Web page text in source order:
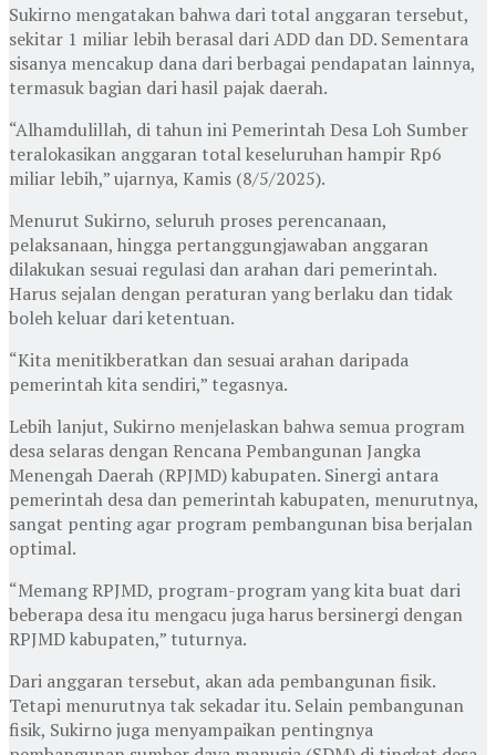
Sukirno mengatakan bahwa dari total anggaran tersebut,
sekitar 1 miliar lebih berasal dari ADD dan DD. Sementara
sisanya mencakup dana dari berbagai pendapatan lainnya,
termasuk bagian dari hasil pajak daerah.
“Alhamdulillah, di tahun ini Pemerintah Desa Loh Sumber
teralokasikan anggaran total keseluruhan hampir Rp6
miliar lebih,” ujarnya, Kamis (8/5/2025).
Menurut Sukirno, seluruh proses perencanaan,
pelaksanaan, hingga pertanggungjawaban anggaran
dilakukan sesuai regulasi dan arahan dari pemerintah.
Harus sejalan dengan peraturan yang berlaku dan tidak
boleh keluar dari ketentuan.
“Kita menitikberatkan dan sesuai arahan daripada
pemerintah kita sendiri,” tegasnya.
Lebih lanjut, Sukirno menjelaskan bahwa semua program
desa selaras dengan Rencana Pembangunan Jangka
Menengah Daerah (RPJMD) kabupaten. Sinergi antara
pemerintah desa dan pemerintah kabupaten, menurutnya,
sangat penting agar program pembangunan bisa berjalan
optimal.
“Memang RPJMD, program-program yang kita buat dari
beberapa desa itu mengacu juga harus bersinergi dengan
RPJMD kabupaten,” tuturnya.
Dari anggaran tersebut, akan ada pembangunan fisik.
Tetapi menurutnya tak sekadar itu. Selain pembangunan
fisik, Sukirno juga menyampaikan pentingnya